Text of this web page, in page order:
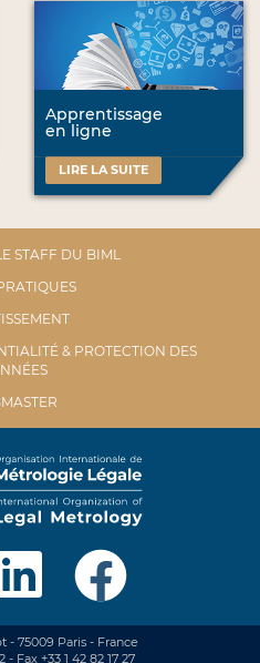
Apprentissage
en ligne
LIRE LA SUITE
STAFF DU BIML
& PROTECTION DES
- 75009 Paris - France
- Fax +33 1 42 82 17 27